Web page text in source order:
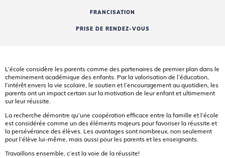
FRANCISATION
PRISE DE RENDEZ-VOUS
L’école considère les parents comme des partenaires de premier plan dans le
cheminement académique des enfants. Par la valorisation de l’éducation,
l’intérêt envers la vie scolaire, le soutien et l’encouragement au quotidien, les
parents ont un impact certain sur la motivation de leur enfant et ultimement
sur leur réussite.
La recherche démontre qu’une coopération efficace entre la famille et l’école
est considérée comme un des éléments majeurs pour favoriser la réussite et
la persévérance des élèves. Les avantages sont nombreux, non seulement
pour l’élève lui-même, mais aussi pour les parents et les enseignants.
Travaillons ensemble, c’est la voie de la réussite!